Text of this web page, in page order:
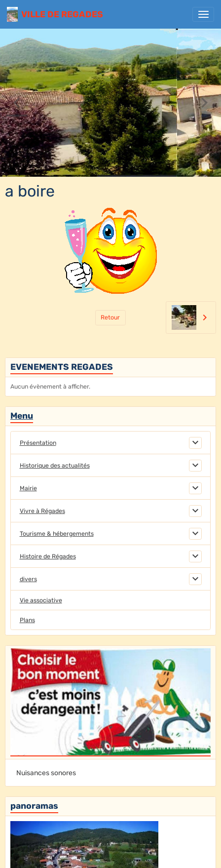
VILLE DE REGADES
a boire
Retour
EVENEMENTS REGADES
Aucun évènement à afficher.
Menu
Présentation
Historique des actualités
Mairie
Vivre à Régades
Tourisme & hébergements
Histoire de Régades
divers
Vie associative
Plans
Nuisances sonores
panoramas